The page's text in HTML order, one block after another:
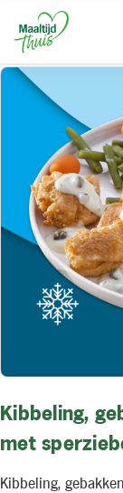
Kibbeling,
met
Kibbeling,